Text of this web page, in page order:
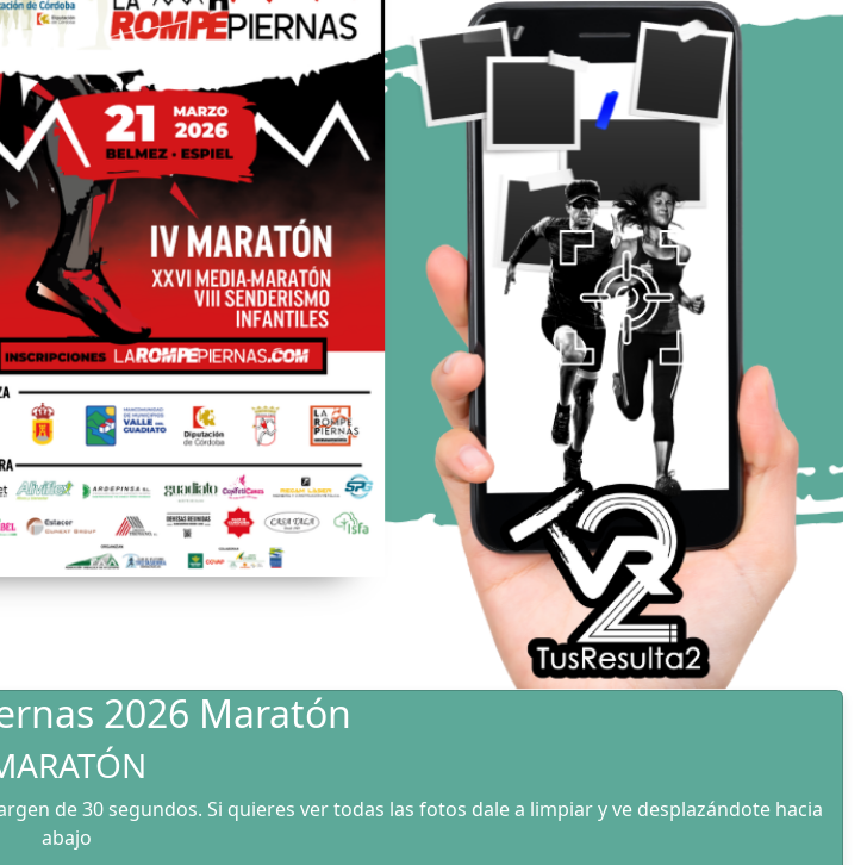
2026 Maratón
de 30 segundos. Si quieres ver todas las fotos dale a limpiar y ve desplazándote hacia
abajo